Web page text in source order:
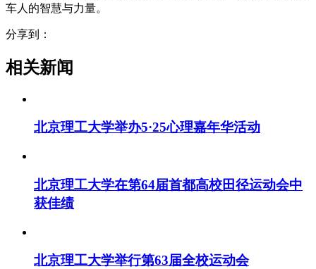
车人的智慧与力量。
分享到：
相关新闻
北京理工大学举办5·25心理嘉年华活动
北京理工大学在第64届首都高校田径运动会中
获佳绩
北京理工大学举行第63届全校运动会